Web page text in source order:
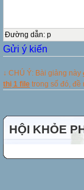
A
20/11
22/10
C
15 GIÂY SUY
Câu 3: Đường
Đường dẫn: p
Gửi ý kiến
↓ CHÚ Ý: Bài giảng này
thị 1 file trong số đó, đề
HỘI KHỎE